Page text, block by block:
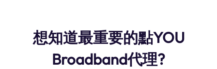
想知道最重要的點YOU
Broadband代理?